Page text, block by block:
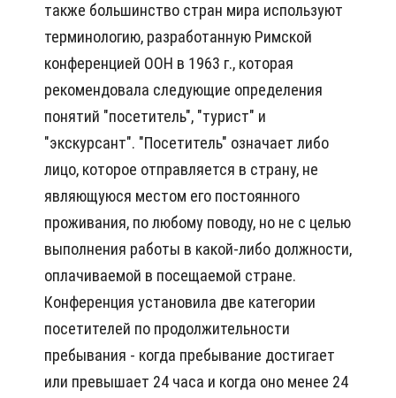
также большинство стран мира используют
терминологию, разработанную Римской
конференцией ООН в 1963 г., которая
рекомендовала следующие определения
понятий "посетитель", "турист" и
"экскурсант". "Посетитель" означает либо
лицо, которое отправляется в страну, не
являющуюся местом его постоянного
проживания, по любому поводу, но не с целью
выполнения работы в какой-либо должности,
оплачиваемой в посещаемой стране.
Конференция установила две категории
посетителей по продолжительности
пребывания - когда пребывание достигает
или превышает 24 часа и когда оно менее 24